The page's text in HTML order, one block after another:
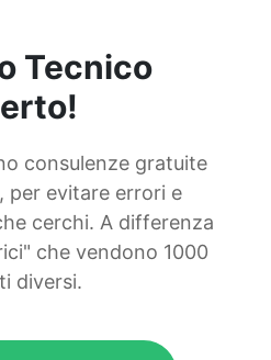
Tecnico
consulenze gratuite
per evitare errori e
cerchi. A differenza
che vendono 1000
diversi.